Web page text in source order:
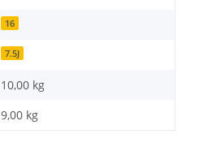
16
7.5J
10,00 kg
9,00 kg